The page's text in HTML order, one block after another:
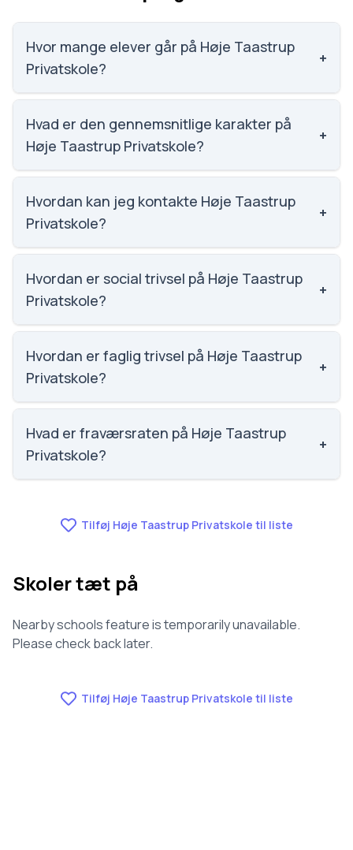
Hvor mange elever går på Høje Taastrup
Privatskole?
+
Høje Taastrup Privatskole har 288 elever, hvilket gør
den til nummer 956 ud af 3143 skoler.
Hvad er den gennemsnitlige karakter på
Høje Taastrup Privatskole?
+
Karaktergennemsnittet på Høje Taastrup
Privatskole er 7.6, nummer 534 ud af 3143 skoler.
Hvordan kan jeg kontakte Høje Taastrup
Privatskole?
+
Email: info@htps.dk. Telefon: 6914 9414. Adresse:
Høje Taastrup Privatskole Erik Husfeldts Vej 2, 2630
Taastrup. Skoleleder: Selahaddin Ipek.
Hvordan er social trivsel på Høje Taastrup
Privatskole?
+
Vi har ikke data om social trivsel for Høje Taastrup
Privatskole.
Hvordan er faglig trivsel på Høje Taastrup
Privatskole?
+
Vi har ikke data om faglig trivsel for Høje Taastrup
Privatskole.
Hvad er fraværsraten på Høje Taastrup
Privatskole?
+
Tilføj Høje Taastrup Privatskole til liste
Skoler tæt på
Nearby schools feature is temporarily unavailable.
Please check back later.
Tilføj Høje Taastrup Privatskole til liste